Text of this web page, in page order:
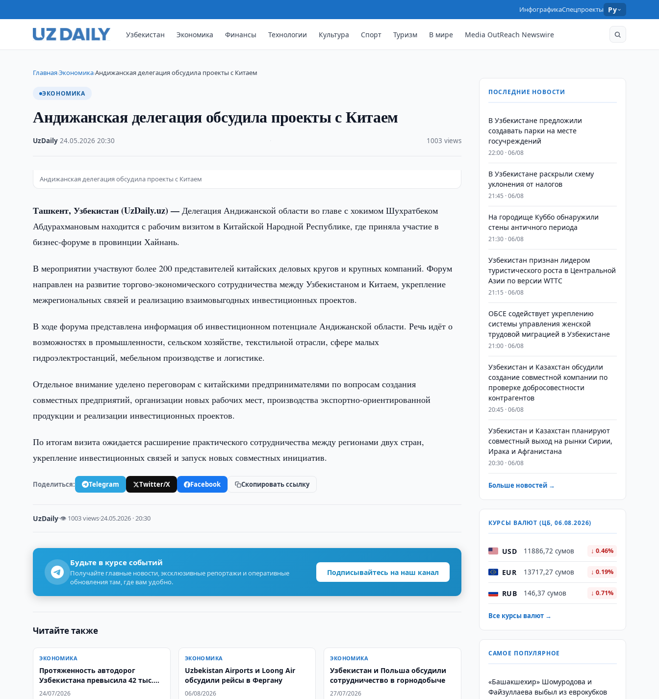
ИнфографикаСпецпроекты Ру
Узбекистан Экономика Финансы Технологии Культура Спорт Туризм В мире Media OutReach Newswire
Главная›Экономика›Андижанская делегация обсудила проекты с Китаем
ЭКОНОМИКА
Андижанская делегация обсудила проекты с Китаем
UzDaily ·24.05.2026 ·20:30 1003 views
Андижанская делегация обсудила проекты с Китаем
Ташкент, Узбекистан (UzDaily.uz) —Делегация Андижанской области во главе с хокимом Шухратбеком
Абдурахмановым находится с рабочим визитом в Китайской Народной Республике, где приняла участие в
бизнес-форуме в провинции Хайнань.
В мероприятии участвуют более 200 представителей китайских деловых кругов и крупных компаний. Форум
направлен на развитие торгово-экономического сотрудничества между Узбекистаном и Китаем, укрепление
межрегиональных связей и реализацию взаимовыгодных инвестиционных проектов.
В ходе форума представлена информация об инвестиционном потенциале Андижанской области. Речь идёт о
возможностях в промышленности, сельском хозяйстве, текстильной отрасли, сфере малых
гидроэлектростанций, мебельном производстве и логистике.
Отдельное внимание уделено переговорам с китайскими предпринимателями по вопросам создания
совместных предприятий, организации новых рабочих мест, производства экспортно-ориентированной
продукции и реализации инвестиционных проектов.
По итогам визита ожидается расширение практического сотрудничества между регионами двух стран,
укрепление инвестиционных связей и запуск новых совместных инициатив.
Поделиться: Telegram Twitter/X Facebook Скопировать ссылку
UzDaily·👁 1003 views·24.05.2026 · 20:30
Будьте в курсе событий
Получайте главные новости, эксклюзивные репортажи и оперативные
обновления там, где вам удобно.
Подписывайтесь на наш канал
Читайте также
ЭКОНОМИКА
Протяженность автодорог
Узбекистана превысила 42 тыс.
км
24/07/2026
ЭКОНОМИКА
Uzbekistan Airports и Loong Air
обсудили рейсы в Фергану
06/08/2026
ЭКОНОМИКА
Узбекистан и Польша обсудили
сотрудничество в горнодобыче
27/07/2026
ПОСЛЕДНИЕ НОВОСТИ
В Узбекистане предложили
создавать парки на месте
госучреждений
22:00 · 06/08
В Узбекистане раскрыли схему
уклонения от налогов
21:45 · 06/08
На городище Куббо обнаружили
стены античного периода
21:30 · 06/08
Узбекистан признан лидером
туристического роста в Центральной
Азии по версии WTTC
21:15 · 06/08
ОБСЕ содействует укреплению
системы управления женской
трудовой миграцией в Узбекистане
21:00 · 06/08
Узбекистан и Казахстан обсудили
создание совместной компании по
проверке добросовестности
контрагентов
20:45 · 06/08
Узбекистан и Казахстан планируют
совместный выход на рынки Сирии,
Ирака и Афганистана
20:30 · 06/08
Больше новостей →
КУРСЫ ВАЛЮТ (ЦБ, 06.08.2026)
USD 11886,72 сумов ↓ 0.46%
EUR 13717,27 сумов ↓ 0.19%
RUB 146,37 сумов ↓ 0.71%
Все курсы валют →
САМОЕ ПОПУЛЯРНОЕ
«Башакшехир» Шомуродова и
Файзуллаева выбыл из еврокубков